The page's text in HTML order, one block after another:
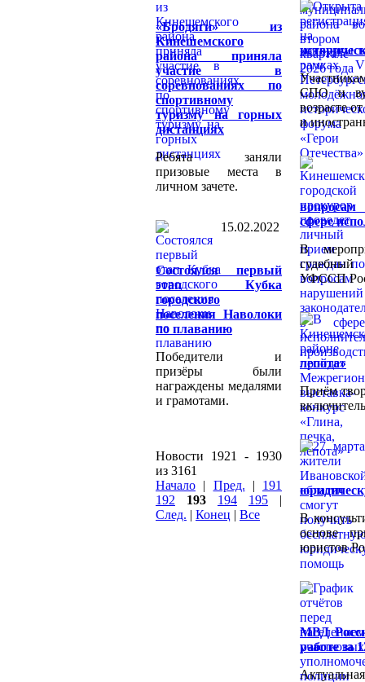
«Бродяги» из
Кинешемского
района приняла
участие в
соревнованиях по
спортивному
туризму на горных
дистанциях
Ребята заняли
призовые места в
личном зачете.
15.02.2022
Состоялся первый
этап Кубка
городского
поселения Наволоки
по плаванию
Победители и
призёры были
награждены медалями
и грамотами.
Новости 1921 - 1930
из 3161
Начало | Пред. | 191
192
193 194 195 |
След. | Конец | Все
СПО и
возрасте
и
вопросам
сфере
В
УФССП
лепота»
Приём
В
основе
юристов
МВД
работе за